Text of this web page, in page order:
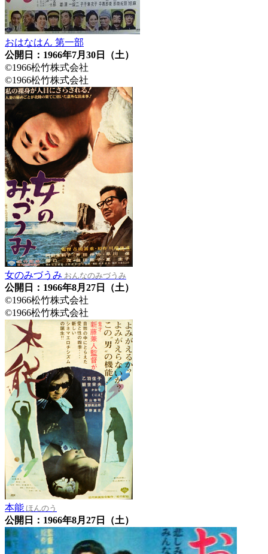
おはなはん 第一部
公開日：1966年7月30日（土）
©1966松竹株式会社
©1966松竹株式会社
女のみづうみ おんなのみづうみ
公開日：1966年8月27日（土）
©1966松竹株式会社
©1966松竹株式会社
本能 ほんのう
公開日：1966年8月27日（土）